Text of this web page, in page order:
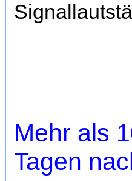
Mehr als
Tagen